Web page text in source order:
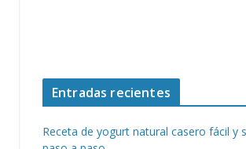
Entradas recientes
Receta de yogurt natural casero fácil y